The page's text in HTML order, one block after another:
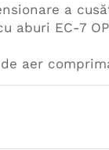
a
aburi EC-7
aer